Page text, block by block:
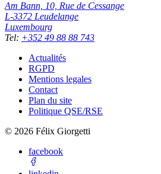
Am Bann, 10, Rue de Cessange
L-3372 Leudelange
Luxembourg
Tel: +352 49 88 88 743
Actualités
RGPD
Mentions legales
Contact
Plan du site
Politique QSE/RSE
© 2026 Félix Giorgetti
facebook